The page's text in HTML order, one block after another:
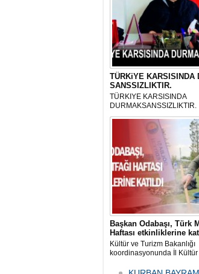
TÜRKiYE KARSISINDA
SANSSIZLIKTIR.
TÜRKIYE KARSISINDA
DURMAKSANSSIZLIKTIR.
Başkan Odabaşı, Türk
Haftası etkinliklerine
Kültür ve Turizm Bakanlığı
koordinasyonunda İl
Haftası" etkinlikleri